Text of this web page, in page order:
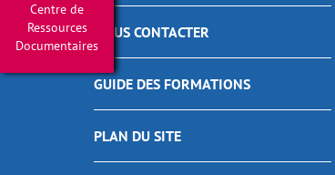
Centre de
Ressources
Documentaires
NOUS CONTACTER
GUIDE DES FORMATIONS
PLAN DU SITE